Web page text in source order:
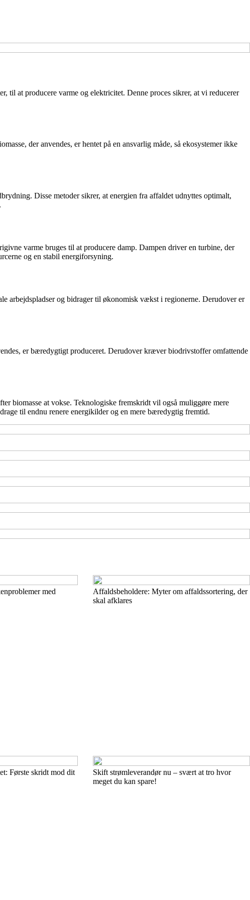
at producere varme og elektricitet. Denne proces sikrer, at vi reducerer
der anvendes, er hentet på en ansvarlig måde, så ekosystemer ikke
Disse metoder sikrer, at energien fra affaldet udnyttes optimalt,
varme bruges til at producere damp. Dampen driver en turbine, der
og en stabil energiforsyning.
arbejdspladser og bidrager til økonomisk vækst i regionerne. Derudover er
er bæredygtigt produceret. Derudover kræver biodrivstoffer omfattende
biomasse at vokse. Teknologiske fremskridt vil også muliggøre mere
til endnu renere energikilder og en mere bæredygtig fremtid.
med
Affaldsbeholdere: Myter om affaldssortering, der
skal afklares
Første skridt mod dit
Skift strømleverandør nu – svært at tro hvor
meget du kan spare!